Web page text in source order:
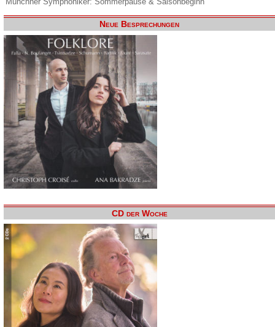
Neue Besprechungen
CD der Woche